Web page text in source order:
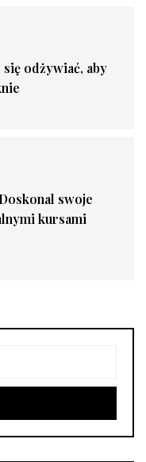
odżywiać, aby
swoje
kursami